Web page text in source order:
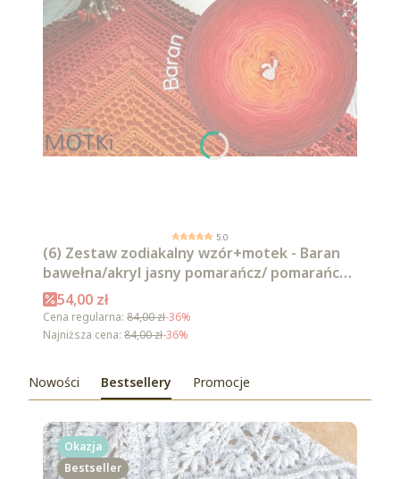
5.0
(6) Zestaw zodiakalny wzór+motek - Baran
bawełna/akryl jasny pomarańcz/ pomarańcz/
intensywna czerwień/ czerwień/ burgund/
malaga
Cena promocyjna
54,00 zł
Cena regularna: 84,00 zł-36%
Najniższa cena: 84,00 zł-36%
Nowości Bestsellery Promocje
Okazja
Bestseller